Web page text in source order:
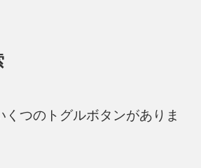
くつのトグルボタンがありま